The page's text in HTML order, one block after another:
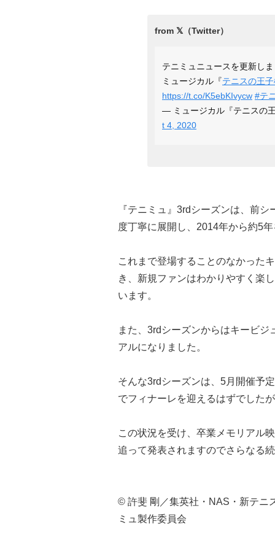
テニミュニュースを更新し
ミュージカル『テニスの王
https://t.co/K5ebKIvycw #テ
— ミュージカル『テニスの
t 4, 2020
『テニミュ』3rdシーズンは、前
度丁寧に展開し、2014年から約5
これまで登場することのなかった
き、新規ファンはわかりやすく楽
います。
また、3rdシーズンからはキービ
アルになりました。
そんな3rdシーズンは、5月開催予
でフィナーレを迎えるはずでした
この状況を受け、卒業メモリアル
追って発表されますのでさらなる
© 許斐 剛／集英社・NAS・新テニ
ミュ製作委員会